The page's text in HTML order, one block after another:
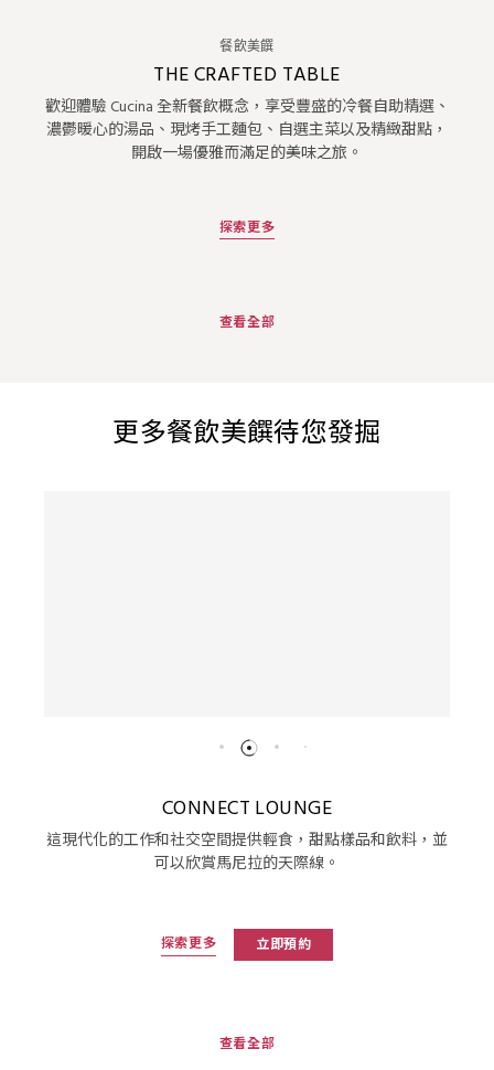
餐飲美饌
THE CRAFTED TABLE
歡迎體驗 Cucina 全新餐飲概念，享受豐盛的冷餐自助精選、
濃鬱暖心的湯品、現烤手工麵包、自選主菜以及精緻甜點，
開啟一場優雅而滿足的美味之旅。
探索更多
查看全部
更多餐飲美饌待您發掘
CONNECT LOUNGE
這現代化的工作和社交空間提供輕食，甜點樣品和飲料，並
可以欣賞馬尼拉的天際線。
探索更多 立即預約
查看全部